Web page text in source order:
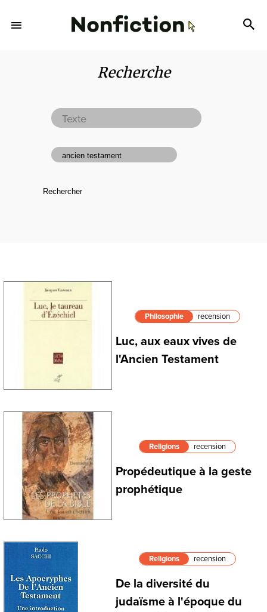
Recherche
Philosophie recension
Luc, aux eaux vives de
l'Ancien Testament
Religions recension
Propédeutique à la geste
prophétique
Religions recension
De la diversité du
judaïsme à l'époque du